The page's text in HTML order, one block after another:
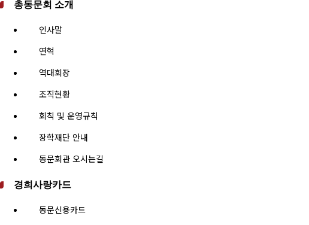
총동문회 소개
인사말
연혁
역대회장
조직현황
회칙 및 운영규칙
장학재단 안내
동문회관 오시는길
경희사랑카드
동문신용카드